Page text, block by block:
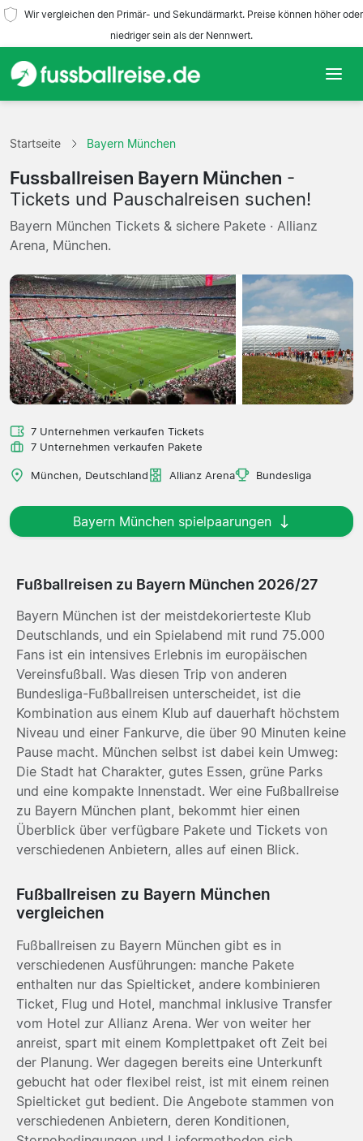
Wir vergleichen den Primär- und Sekundärmarkt. Preise können höher oder
niedriger sein als der Nennwert.
Mannschaften
Ligen
Reisebüros
Startseite Bayern München
Fussballreisen Bayern München -
Tickets und Pauschalreisen suchen!
Bayern München Tickets & sichere Pakete · Allianz
Arena, München.
7 Unternehmen verkaufen Tickets
7 Unternehmen verkaufen Pakete
München, Deutschland Allianz Arena Bundesliga
Bayern München spielpaarungen
Fußballreisen zu Bayern München 2026/27
Bayern München ist der meistdekorierteste Klub
Deutschlands, und ein Spielabend mit rund 75.000
Fans ist ein intensives Erlebnis im europäischen
Vereinsfußball. Was diesen Trip von anderen
Bundesliga-Fußballreisen unterscheidet, ist die
Kombination aus einem Klub auf dauerhaft höchstem
Niveau und einer Fankurve, die über 90 Minuten keine
Pause macht. München selbst ist dabei kein Umweg:
Die Stadt hat Charakter, gutes Essen, grüne Parks
und eine kompakte Innenstadt. Wer eine Fußballreise
zu Bayern München plant, bekommt hier einen
Überblick über verfügbare Pakete und Tickets von
verschiedenen Anbietern, alles auf einen Blick.
Fußballreisen zu Bayern München
vergleichen
Fußballreisen zu Bayern München gibt es in
verschiedenen Ausführungen: manche Pakete
enthalten nur das Spielticket, andere kombinieren
Ticket, Flug und Hotel, manchmal inklusive Transfer
vom Hotel zur Allianz Arena. Wer von weiter her
anreist, spart mit einem Komplettpaket oft Zeit bei
der Planung. Wer dagegen bereits eine Unterkunft
gebucht hat oder flexibel reist, ist mit einem reinen
Spielticket gut bedient. Die Angebote stammen von
verschiedenen Anbietern, deren Konditionen,